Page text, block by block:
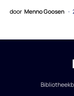
door Menno Goosen